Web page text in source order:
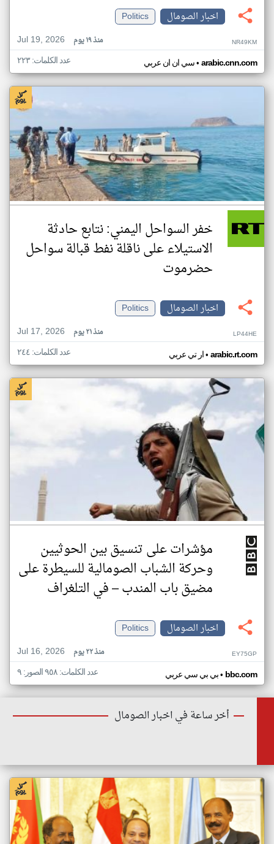
اخبار الصومال
Politics
Jul 19, 2026
منذ ١٩ يوم NR49KM
سي ان ان عربي• arabic.cnn.com عدد الكلمات: ٢٢٣
خفر السواحل اليمني: نتابع حادثة
الاستيلاء على ناقلة نفط قبالة سواحل
حضرموت
اخبار الصومال
Politics
Jul 17, 2026
منذ ٢١ يوم LP44HE
ار تي عربي• arabic.rt.com عدد الكلمات: ٢٤٤
مؤشرات على تنسيق بين الحوثيين
وحركة الشباب الصومالية للسيطرة على
مضيق باب المندب – في التلغراف
اخبار الصومال
Politics
Jul 16, 2026
منذ ٢٢ يوم EY75GP
بي بي سي عربي• bbc.com عدد الكلمات: ٩٥٨ الصور: ٩
أخر ساعة في اخبار الصومال